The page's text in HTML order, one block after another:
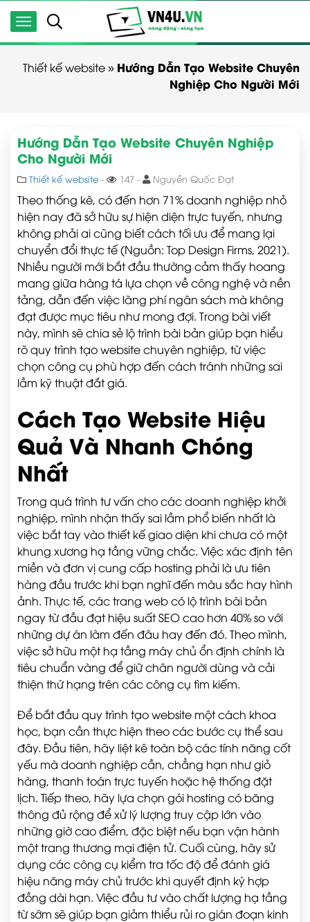
Thiết kế website» Hướng Dẫn Tạo Website Chuyên
Nghiệp Cho Người Mới
Hướng Dẫn Tạo Website Chuyên Nghiệp
Cho Người Mới
Thiết kế website - 147 - Nguyễn Quốc Đạt
Theo thống kê, có đến hơn 71% doanh nghiệp nhỏ
hiện nay đã sở hữu sự hiện diện trực tuyến, nhưng
không phải ai cũng biết cách tối ưu để mang lại
chuyển đổi thực tế (Nguồn: Top Design Firms, 2021).
Nhiều người mới bắt đầu thường cảm thấy hoang
mang giữa hàng tá lựa chọn về công nghệ và nền
tảng, dẫn đến việc lãng phí ngân sách mà không
đạt được mục tiêu như mong đợi. Trong bài viết
này, mình sẽ chia sẻ lộ trình bài bản giúp bạn hiểu
rõ quy trình tạo website chuyên nghiệp, từ việc
chọn công cụ phù hợp đến cách tránh những sai
lầm kỹ thuật đắt giá.
Cách Tạo Website Hiệu
Quả Và Nhanh Chóng
Nhất
Trong quá trình tư vấn cho các doanh nghiệp khởi
nghiệp, mình nhận thấy sai lầm phổ biến nhất là
việc bắt tay vào thiết kế giao diện khi chưa có một
khung xương hạ tầng vững chắc. Việc xác định tên
miền và đơn vị cung cấp hosting phải là ưu tiên
hàng đầu trước khi bạn nghĩ đến màu sắc hay hình
ảnh. Thực tế, các trang web có lộ trình bài bản
ngay từ đầu đạt hiệu suất SEO cao hơn 40% so với
những dự án làm đến đâu hay đến đó. Theo mình,
việc sở hữu một hạ tầng máy chủ ổn định chính là
tiêu chuẩn vàng để giữ chân người dùng và cải
thiện thứ hạng trên các công cụ tìm kiếm.
Để bắt đầu quy trình tạo website một cách khoa
học, bạn cần thực hiện theo các bước cụ thể sau
đây. Đầu tiên, hãy liệt kê toàn bộ các tính năng cốt
yếu mà doanh nghiệp cần, chẳng hạn như giỏ
hàng, thanh toán trực tuyến hoặc hệ thống đặt
lịch. Tiếp theo, hãy lựa chọn gói hosting có băng
thông đủ rộng để xử lý lượng truy cập lớn vào
những giờ cao điểm, đặc biệt nếu bạn vận hành
một trang thương mại điện tử. Cuối cùng, hãy sử
dụng các công cụ kiểm tra tốc độ để đánh giá
hiệu năng máy chủ trước khi quyết định ký hợp
đồng dài hạn. Việc đầu tư vào chất lượng hạ tầng
từ sớm sẽ giúp bạn giảm thiểu rủi ro gián đoạn kinh